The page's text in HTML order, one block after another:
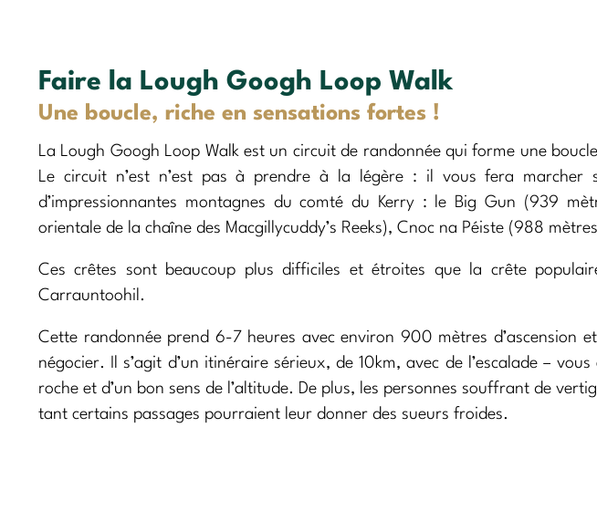
Faire la Lough Googh Loop Walk
Une boucle, riche en sensations fortes !
La Lough Googh Loop Walk est un circuit de randonnée qui forme une
Le circuit n’est n’est pas à prendre à la légère : il vous fera marcher
d’impressionnantes montagnes du comté du Kerry : le Big Gun (939
orientale de la chaîne des Macgillycuddy’s Reeks), Cnoc na Péiste (988
Ces crêtes sont beaucoup plus difficiles et étroites que la crête
Carrauntoohil.
Cette randonnée prend 6-7 heures avec environ 900 mètres d’ascension
négocier. Il s’agit d’un itinéraire sérieux, de 10km, avec de l’escalade –
roche et d’un bon sens de l’altitude. De plus, les personnes souffrant de
tant certains passages pourraient leur donner des sueurs froides.